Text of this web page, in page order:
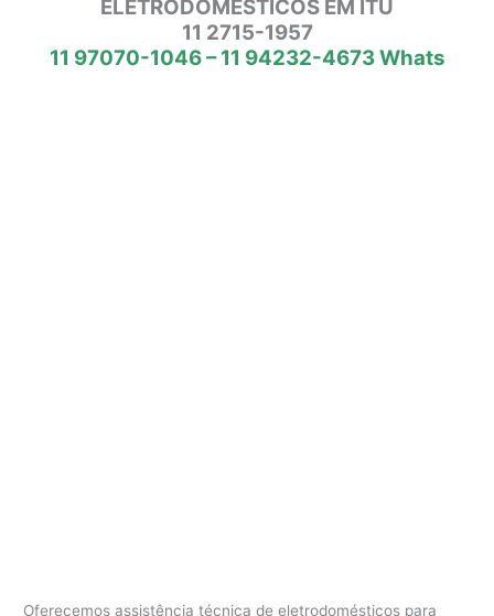
ELETRODOMÉSTICOS EM ITU
11 2715-1957
11 97070-1046 – 11 94232-4673 Whats
Oferecemos assistência técnica de eletrodomésticos para